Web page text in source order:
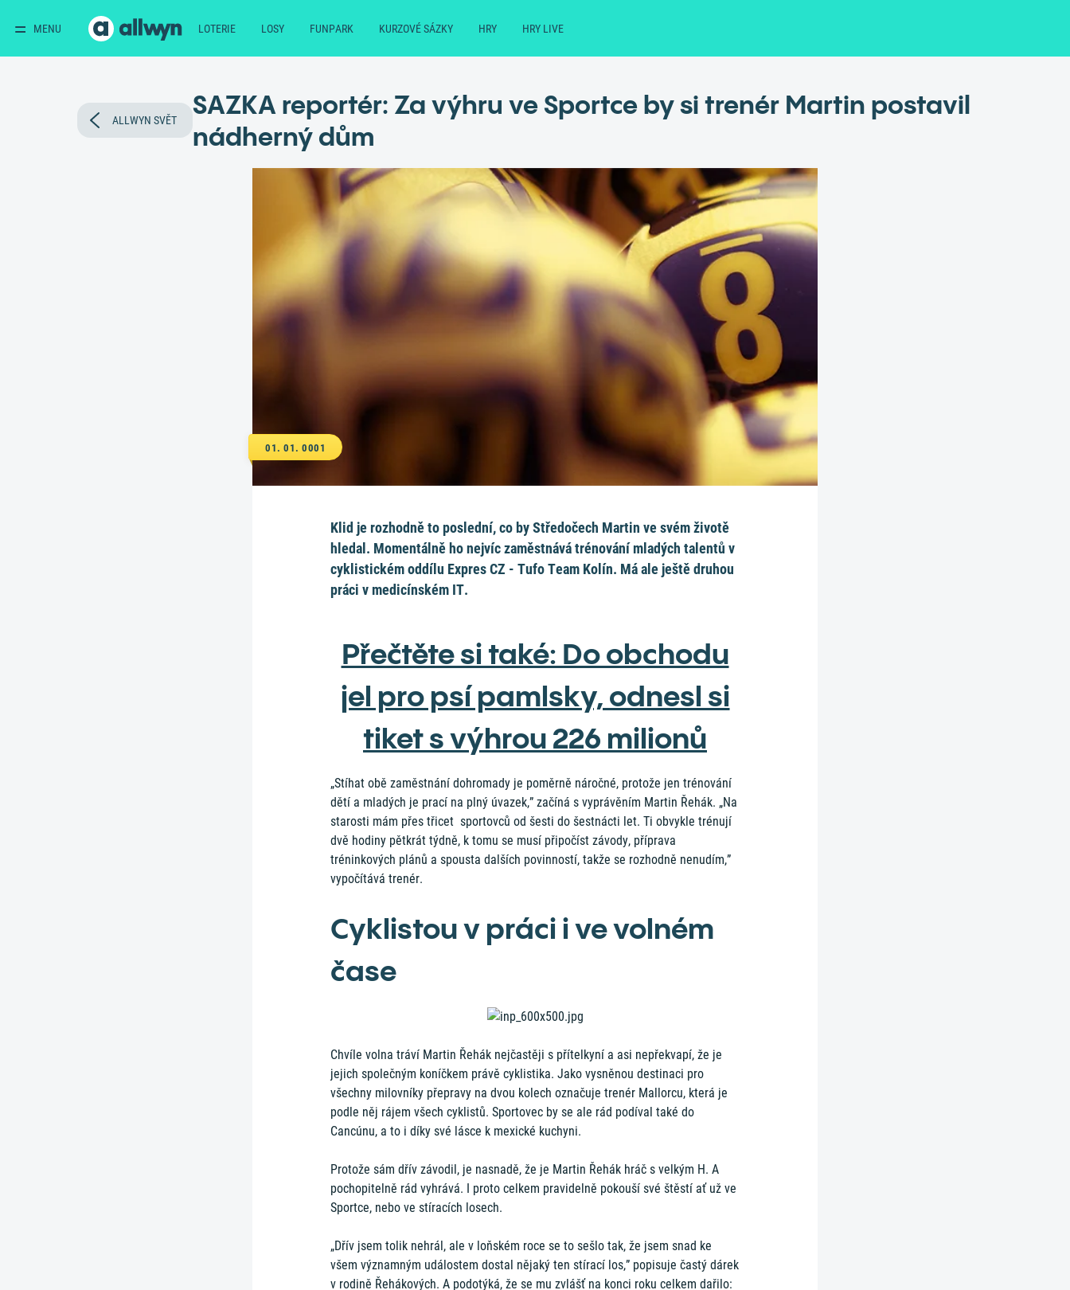
MENU LOTERIE LOSY FUNPARK KURZOVÉ SÁZKY HRY HRY LIVE
ALLWYN SVĚT
SAZKA reportér: Za výhru ve Sportce by si trenér Martin postavil
nádherný dům
01. 01. 0001
Klid je rozhodně to poslední, co by Středočech Martin ve svém životě
hledal. Momentálně ho nejvíc zaměstnává trénování mladých talentů v
cyklistickém oddílu Expres CZ - Tufo Team Kolín. Má ale ještě druhou
práci v medicínském IT.
Přečtěte si také: Do obchodu
jel pro psí pamlsky, odnesl si
tiket s výhrou 226 milionů
„Stíhat obě zaměstnání dohromady je poměrně náročné, protože jen trénování
dětí a mladých je prací na plný úvazek,” začíná s vyprávěním Martin Řehák. „Na
starosti mám přes třicet sportovců od šesti do šestnácti let. Ti obvykle trénují
dvě hodiny pětkrát týdně, k tomu se musí připočíst závody, příprava
tréninkových plánů a spousta dalších povinností, takže se rozhodně nenudím,”
vypočítává trenér.
Cyklistou v práci i ve volném
čase
Chvíle volna tráví Martin Řehák nejčastěji s přítelkyní a asi nepřekvapí, že je
jejich společným koníčkem právě cyklistika. Jako vysněnou destinaci pro
všechny milovníky přepravy na dvou kolech označuje trenér Mallorcu, která je
podle něj rájem všech cyklistů. Sportovec by se ale rád podíval také do
Cancúnu, a to i díky své lásce k mexické kuchyni.
Protože sám dřív závodil, je nasnadě, že je Martin Řehák hráč s velkým H. A
pochopitelně rád vyhrává. I proto celkem pravidelně pokouší své štěstí ať už ve
Sportce, nebo ve stíracích losech.
„Dřív jsem tolik nehrál, ale v loňském roce se to sešlo tak, že jsem snad ke
všem významným událostem dostal nějaký ten stírací los,” popisuje častý dárek
v rodině Řehákových. A podotýká, že se mu zvlášť na konci roku celkem dařilo: